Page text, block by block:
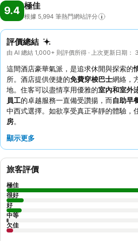
9.4 極佳
根據 5,994 筆熱門網站評分
評價總結
由 AI 總結 1,000+ 則評價所得 · 上次更新日期：
這間酒店豪華氣派，是追求休閒與探索的
所。酒店提供便捷的免費穿梭巴士網絡，
地。住客可以盡情享用優雅的室內和室外
員工的卓越服務一直備受讚揚，而自助早
中西式選擇。如欲享受真正寧靜的體驗，
房。
顯示更多
旅客評價
極佳
很好
好
中等
欠佳